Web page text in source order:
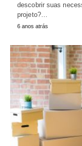
descobrir suas
projeto?…
6 anos atrás